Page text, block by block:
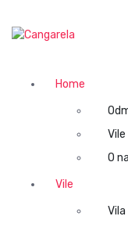
Cangarela web
Home
Vile
O
Vile
Vila